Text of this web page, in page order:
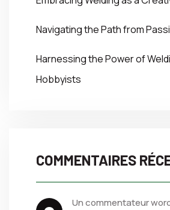
Navigating the Path from
Harnessing the Power of
Hobbyists
COMMENTAIRES
un commentateur